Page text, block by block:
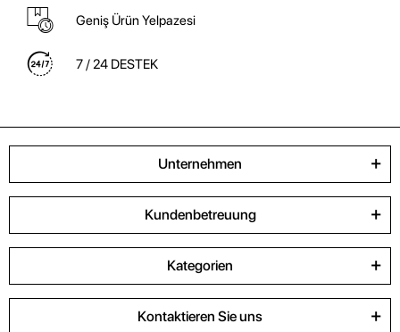
Geniş Ürün Yelpazesi
7 / 24 DESTEK
Unternehmen
Kundenbetreuung
Kategorien
Kontaktieren Sie uns